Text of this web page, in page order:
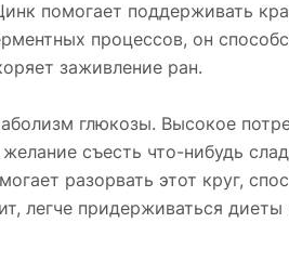
помогает поддерживать
процессов, он
заживление ран.
глюкозы. Высокое
съесть что-нибудь
разорвать этот круг,
легче придерживаться